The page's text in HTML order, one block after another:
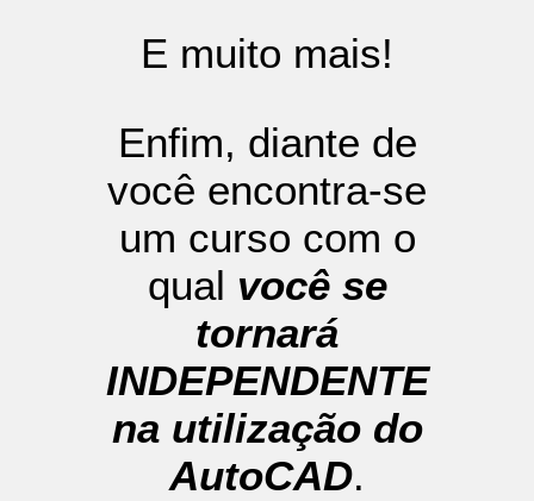
E muito mais!
Enfim, diante de
você encontra-se
um curso com o
qual você se
tornará
INDEPENDENTE
na utilização do
AutoCAD.